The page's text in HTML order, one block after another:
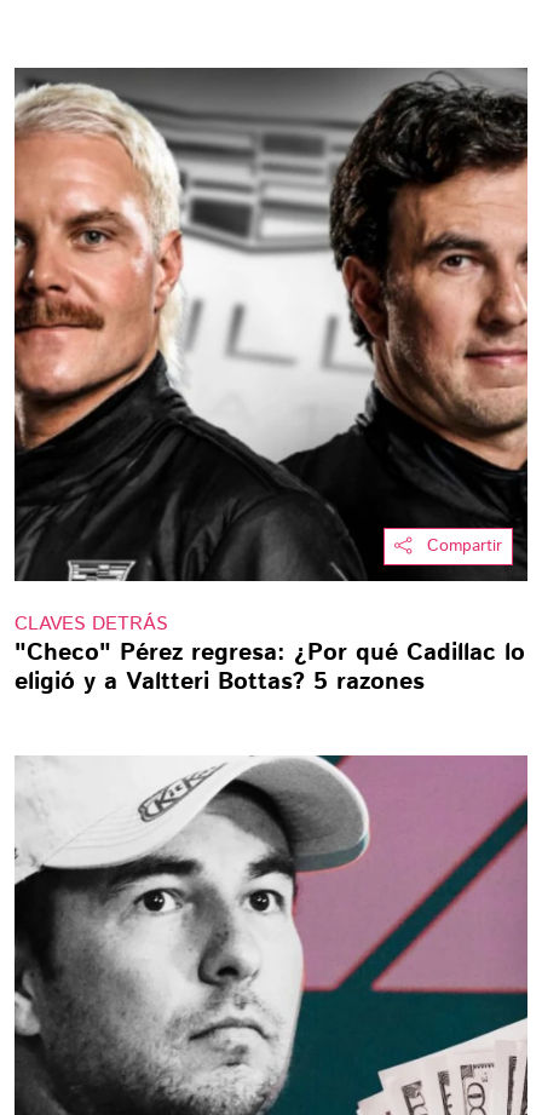
Compartir
CLAVES DETRÁS
"Checo" Pérez regresa: ¿Por qué Cadillac lo
eligió y a Valtteri Bottas? 5 razones